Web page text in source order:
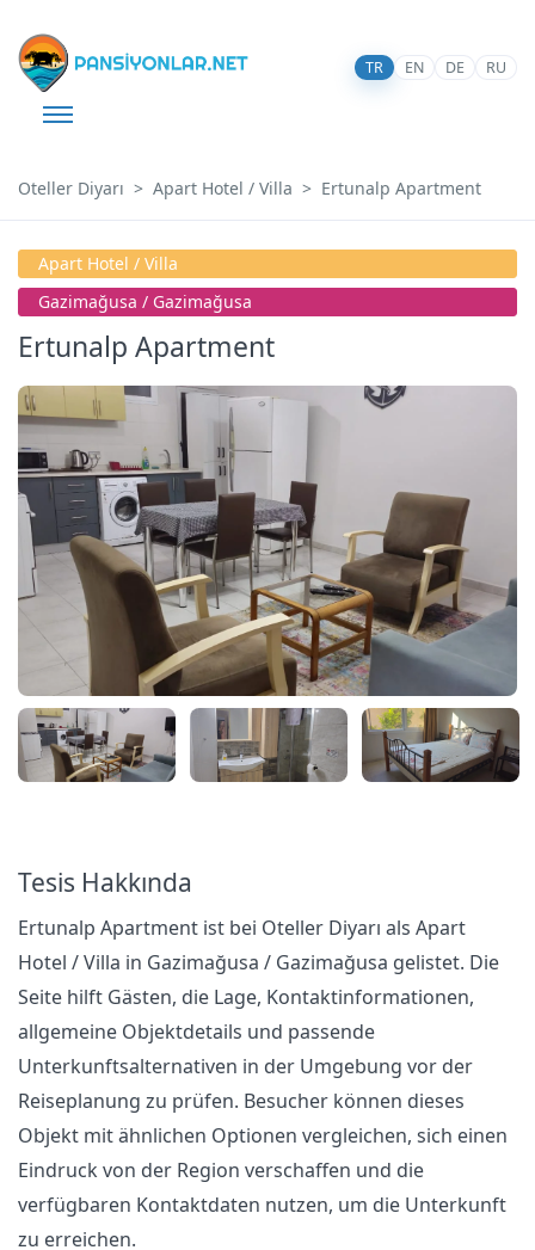
TR EN DE RU
Oteller Diyarı Apart Hotel / Villa Ertunalp Apartment
Apart Hotel / Villa
Gazimağusa / Gazimağusa
Ertunalp Apartment
Tesis Hakkında
Ertunalp Apartment ist bei Oteller Diyarı als Apart
Hotel / Villa in Gazimağusa / Gazimağusa gelistet. Die
Seite hilft Gästen, die Lage, Kontaktinformationen,
allgemeine Objektdetails und passende
Unterkunftsalternativen in der Umgebung vor der
Reiseplanung zu prüfen. Besucher können dieses
Objekt mit ähnlichen Optionen vergleichen, sich einen
Eindruck von der Region verschaffen und die
verfügbaren Kontaktdaten nutzen, um die Unterkunft
zu erreichen.